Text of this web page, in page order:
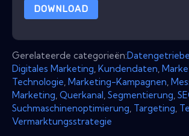
DOWNLOAD
Gerelateerde categorieën:
Digitales Marketing Kundendaten
Technologie Marketing-Kampagnen
Marketing Querkanal Segmentierung
Suchmaschinenoptimierung Targeting
Vermarktungsstrategie